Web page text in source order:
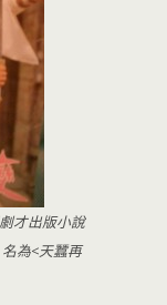
才出版小說
為<天蠶再